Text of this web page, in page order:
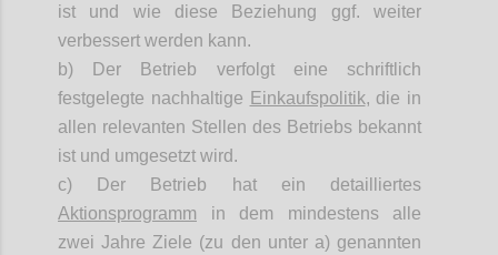
ist und wie diese Beziehung ggf. weiter
verbessert werden kann.
b) Der Betrieb verfolgt eine schriftlich
festgelegte nachhaltige Einkaufspolitik, die in
allen relevanten Stellen des Betriebs bekannt
ist und umgesetzt wird.
c) Der Betrieb hat ein detailliertes
Aktionsprogramm in dem mindestens alle
zwei Jahre Ziele (zu den unter a) genannten